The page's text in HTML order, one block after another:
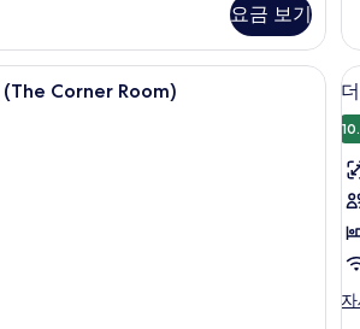
요금 보기
진
는
트
윈
룸,
앙
위
트
세
/다리미판, 각각 다른 스타일의 인테리어, 각각 다
다리미/다리미판, 각각 다른 스타일의
(The Corner Room)
더
더